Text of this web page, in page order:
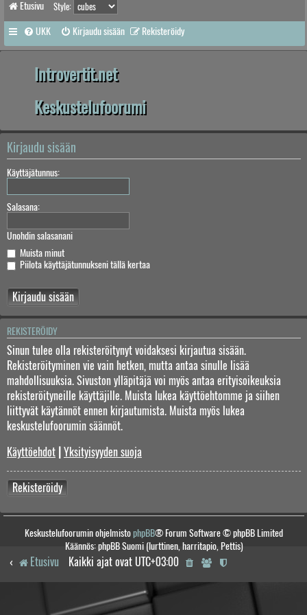
Etusivu Style:
UKK Kirjaudu sisään Rekisteröidy
Introvertit.net
Keskustelufoorumi
Kirjaudu sisään
Käyttäjätunnus:
Salasana:
Unohdin salasanani
Muista minut
Piilota käyttäjätunnukseni tällä kertaa
REKISTERÖIDY
Sinun tulee olla rekisteröitynyt voidaksesi kirjautua sisään.
Rekisteröityminen vie vain hetken, mutta antaa sinulle lisää
mahdollisuuksia. Sivuston ylläpitäjä voi myös antaa erityisoikeuksia
rekisteröityneille käyttäjille. Muista lukea käyttöehtomme ja siihen
liittyvät käytännöt ennen kirjautumista. Muista myös lukea
keskustelufoorumin säännöt.
Käyttöehdot Yksityisyyden suoja
Rekisteröidy
Keskustelufoorumin ohjelmistophpBB® Forum Software © phpBB Limited
Käännös: phpBB Suomi (lurttinen, harritapio, Pettis)
Etusivu Kaikki ajat ovat UTC+03:00